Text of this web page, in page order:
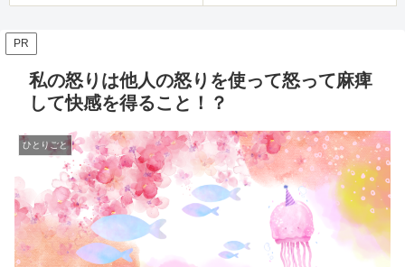
PR
私の怒りは他人の怒りを使って怒って麻痺
して快感を得ること！？
ひとりごと